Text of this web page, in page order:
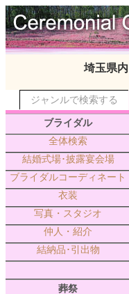
埼玉県
ジャンルで検索する
ブライダル
全体検索
結婚式場･披露宴会場
ブライダルコーディネート
衣装
写真・スタジオ
仲人・紹介
結納品･引出物
葬祭